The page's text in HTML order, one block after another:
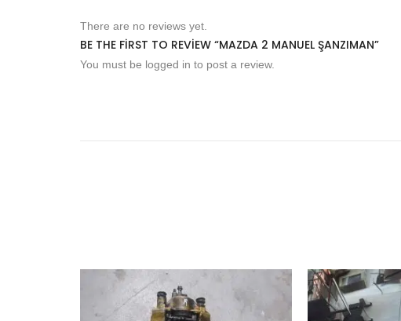
There are no reviews yet.
BE THE FIRST TO REVIEW “MAZDA 2 MANUEL ŞANZIMAN”
You must be logged in to post a review.